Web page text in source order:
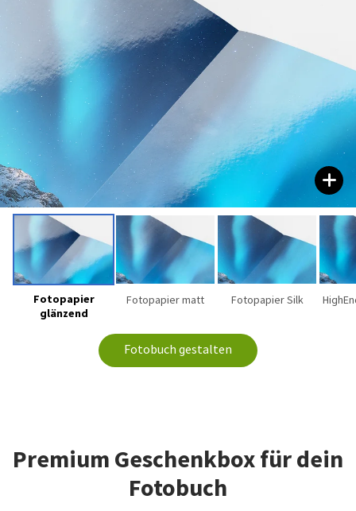
Fotopapier
glänzend
Fotopapier matt Fotopapier Silk
Fotobuch gestalten
Premium Geschenkbox für dein
Fotobuch